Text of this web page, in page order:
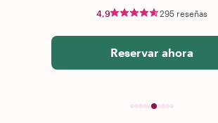
4,9 295 reseñas
Reservar ahora